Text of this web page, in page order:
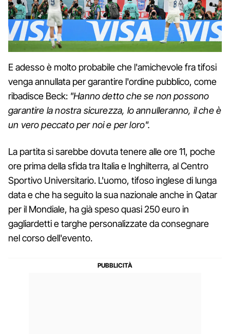
E adesso è molto probabile che l'amichevole fra tifosi
venga annullata per garantire l'ordine pubblico, come
ribadisce Beck: "Hanno detto che se non possono
garantire la nostra sicurezza, lo annulleranno, il che è
un vero peccato per noi e per loro".
La partita si sarebbe dovuta tenere alle ore 11, poche
ore prima della sfida tra Italia e Inghilterra, al Centro
Sportivo Universitario. L'uomo, tifoso inglese di lunga
data e che ha seguito la sua nazionale anche in Qatar
per il Mondiale, ha già speso quasi 250 euro in
gagliardetti e targhe personalizzate da consegnare
nel corso dell'evento.